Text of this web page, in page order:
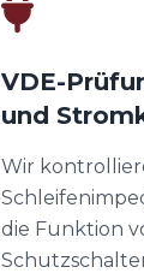
VDE-
und
Wir
die Funktion